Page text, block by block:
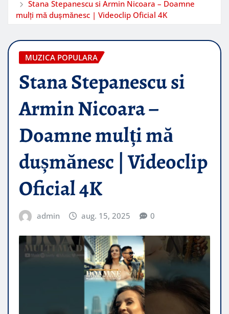
Stana Stepanescu si Armin Nicoara – Doamne
mulți mă dușmănesc | Videoclip Oficial 4K
MUZICA POPULARA
Stana Stepanescu si
Armin Nicoara –
Doamne mulți mă
dușmănesc | Videoclip
Oficial 4K
admin aug. 15, 2025 0